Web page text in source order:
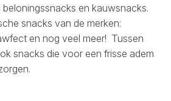
beloningssnacks en kauwsnacks.
snacks van de merken:
en nog veel meer! Tussen
snacks die voor een frisse adem